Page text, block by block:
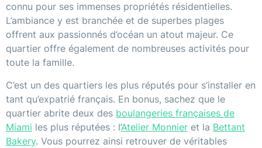
connu pour ses immenses propriétés résidentielles.
L’ambiance y est branchée et de superbes plages
offrent aux passionnés d’océan un atout majeur. Ce
quartier offre également de nombreuses activités pour
toute la famille.
C’est un des quartiers les plus réputés pour s’installer en
tant qu’expatrié français. En bonus, sachez que le
quartier abrite deux des boulangeries françaises de
Miami les plus réputées : l’Atelier Monnier et la Bettant
Bakery. Vous pourrez ainsi retrouver de véritables